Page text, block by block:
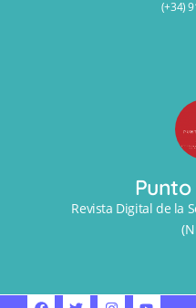
(+34)
Revista Digital de la